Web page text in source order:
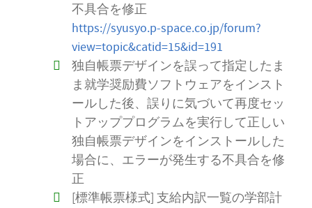
不具合を修正
https://syusyo.p-space.co.jp/forum?
view=topic&catid=15&id=191
独自帳票デザインを誤って指定したま
ま就学奨励費ソフトウェアをインスト
ールした後、誤りに気づいて再度セッ
トアッププログラムを実行して正しい
独自帳票デザインをインストールした
場合に、エラーが発生する不具合を修
正
[標準帳票様式] 支給内訳一覧の学部計